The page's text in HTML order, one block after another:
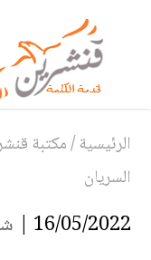
الرئيسية/مكتبة
السريان
16/05/2022 |